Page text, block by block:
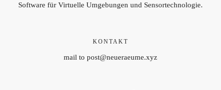
Software für Virtuelle Umgebungen und Sensortechnologie.
KONTAKT
mail to post@neueraeume.xyz